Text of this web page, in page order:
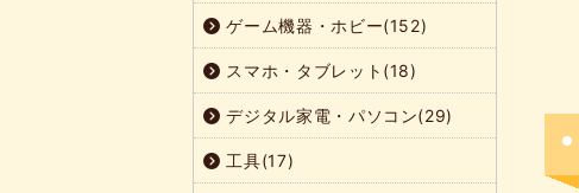
ゲーム機器・ホビー(152)
スマホ・タブレット(18)
デジタル家電・パソコン(29)
工具(17)